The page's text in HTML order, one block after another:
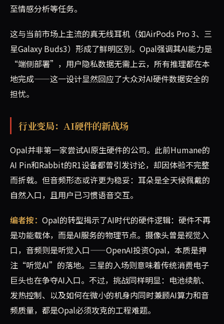
至情感分析等任务。
这与当前市场上主流的真无线耳机（如AirPods Pro 3、三
星Galaxy Buds3）形成了鲜明区别。Opal强调其AI能力是
“端侧部署”，用户隐私数据无需上云，所有推理都在本
地完成——这一设计显然回应了大众对AI硬件数据安全的
担忧。
行业变局：AI硬件的新战场
Opal并非第一家尝试AI原生硬件的公司。此前Humane的
AI Pin和Rabbit的R1设备都曾引发讨论，却因体验不完整
而折戟。但音频形态或许更为稳妥：耳朵是全天候佩戴的
自然入口，且用户已习惯语音交互。
编者按： Opal的转型揭示了AI时代的硬件逻辑：硬件不再
是功能载体，而是AI服务的物理节点。摄像头曾是视觉入
口，音频则是听觉入口——OpenAI投资Opal，本质是押
注“听觉AI”的落地。三星的入场则意味着传统消费电子
巨头也在争夺AI入口。不过，挑战同样明显：电池续航、
发热控制、以及如何在微小的机身内同时兼顾AI算力和音
频质量，都是Opal必须攻克的工程难题。